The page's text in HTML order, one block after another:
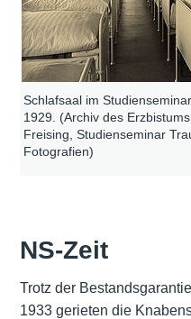
Schlafsaal im
1929. (Archiv des
Freising, Studienseminar
Fotografien)
NS-Zeit
Trotz der
1933 gerieten die